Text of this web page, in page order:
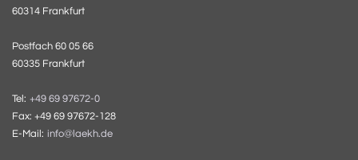
60314 Frankfurt
Postfach 60 05 66
60335 Frankfurt
Tel: +49 69 97672-0
Fax: +49 69 97672-128
E-Mail: info@laekh.de